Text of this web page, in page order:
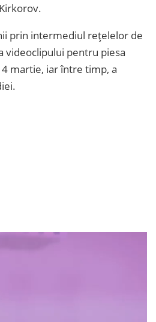
prin intermediul reţelelor de
videoclipului pentru piesa
4 martie, iar între timp, a